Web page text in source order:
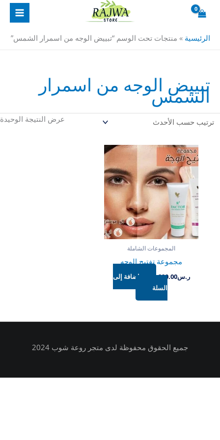
الرئيسية » منتجات تحت الوسم “تبييض الوجه من اسمرار الشمس”
تبييض الوجه من اسمرار
الشمس
عرض النتيجة الوحيدة
المجموعات الشاملة
مجموعة تفتيح الوجه
ر.س290.00
إضافة إلى
السلة
جميع الحقوق محفوظة لدى متجر روعة شوب 2024